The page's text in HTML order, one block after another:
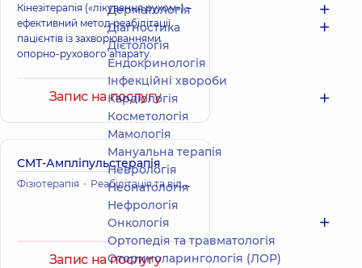
Кінезітерапія («лікування рухом») –
ефективний метод реабілітації
пацієнтів із захворюваннями
опорно-рухового апарату.
Запис на послугу
СМТ-Ампліпульстерапія
Фізіотерапія Реабілітація та відновне лікування
Запис на послугу
Дерматологія
Діагностика
Дієтологія
Ендокринологія
Інфекційні хвороби
Кардіологія
Косметологія
Мамологія
Мануальна терапія
Неврологія
Неонатологія
Нефрологія
Онкологія
Ортопедія та травматологія
Оториноларингологія (ЛОР)